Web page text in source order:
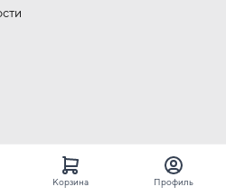
Корзина Профиль